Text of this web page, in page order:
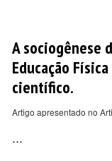
A sociogênese
Educação
científico.
Artigo apresentado no
...